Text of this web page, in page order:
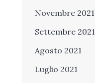
Novembre 2021
Settembre 2021
Agosto 2021
Luglio 2021